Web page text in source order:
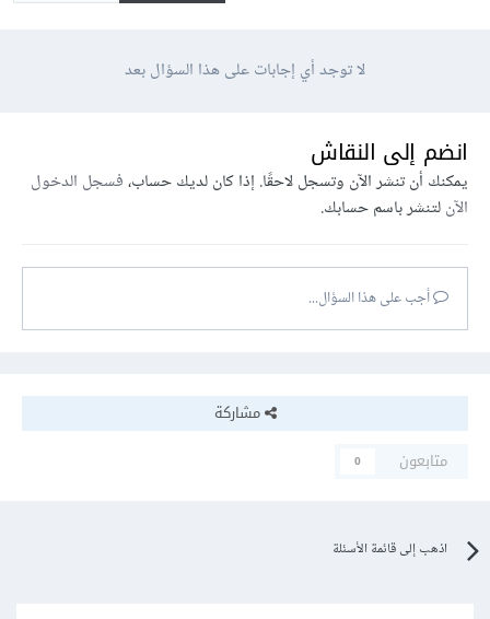
لا توجد أي إجابات على هذا السؤال بعد
انضم إلى النقاش
يمكنك أن تنشر الآن وتسجل لاحقًا. إذا كان لديك حساب،فسجل الدخول
الآنلتنشر باسم حسابك.
أجب على هذا السؤال...
مشاركة
متابعون
0
اذهب إلى قائمة الأسئلة